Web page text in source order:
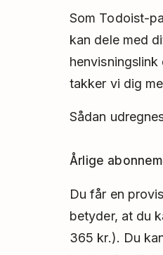
Som Todoist-
kan dele med
takker vi dig
Sådan
Årlige
Du får en
betyder, at du
365 kr.). Du